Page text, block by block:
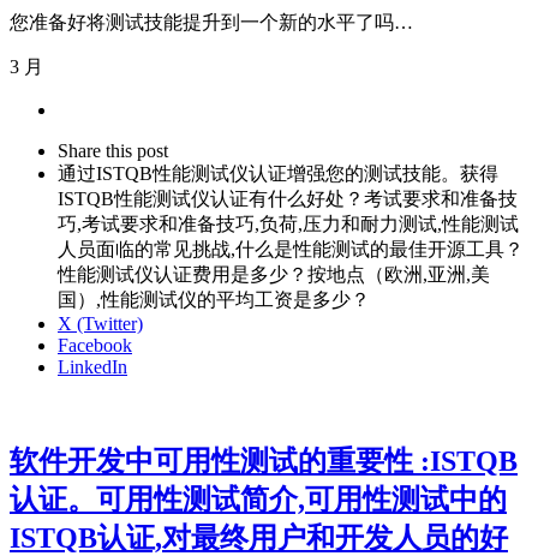
您准备好将测试技能提升到一个新的水平了吗…
3 月
post
Share this postClose
sharing
box
通过ISTQB性能测试仪认证增强您的测试技能。获得
ISTQB性能测试仪认证有什么好处？考试要求和准备技
巧,考试要求和准备技巧,负荷,压力和耐力测试,性能测试
人员面临的常见挑战,什么是性能测试的最佳开源工具？
性能测试仪认证费用是多少？按地点（欧洲,亚洲,美
国）,性能测试仪的平均工资是多少？
X (Twitter)
Facebook
LinkedIn
软件开发中可用性测试的重要性 :ISTQB
认证。可用性测试简介,可用性测试中的
ISTQB认证,对最终用户和开发人员的好